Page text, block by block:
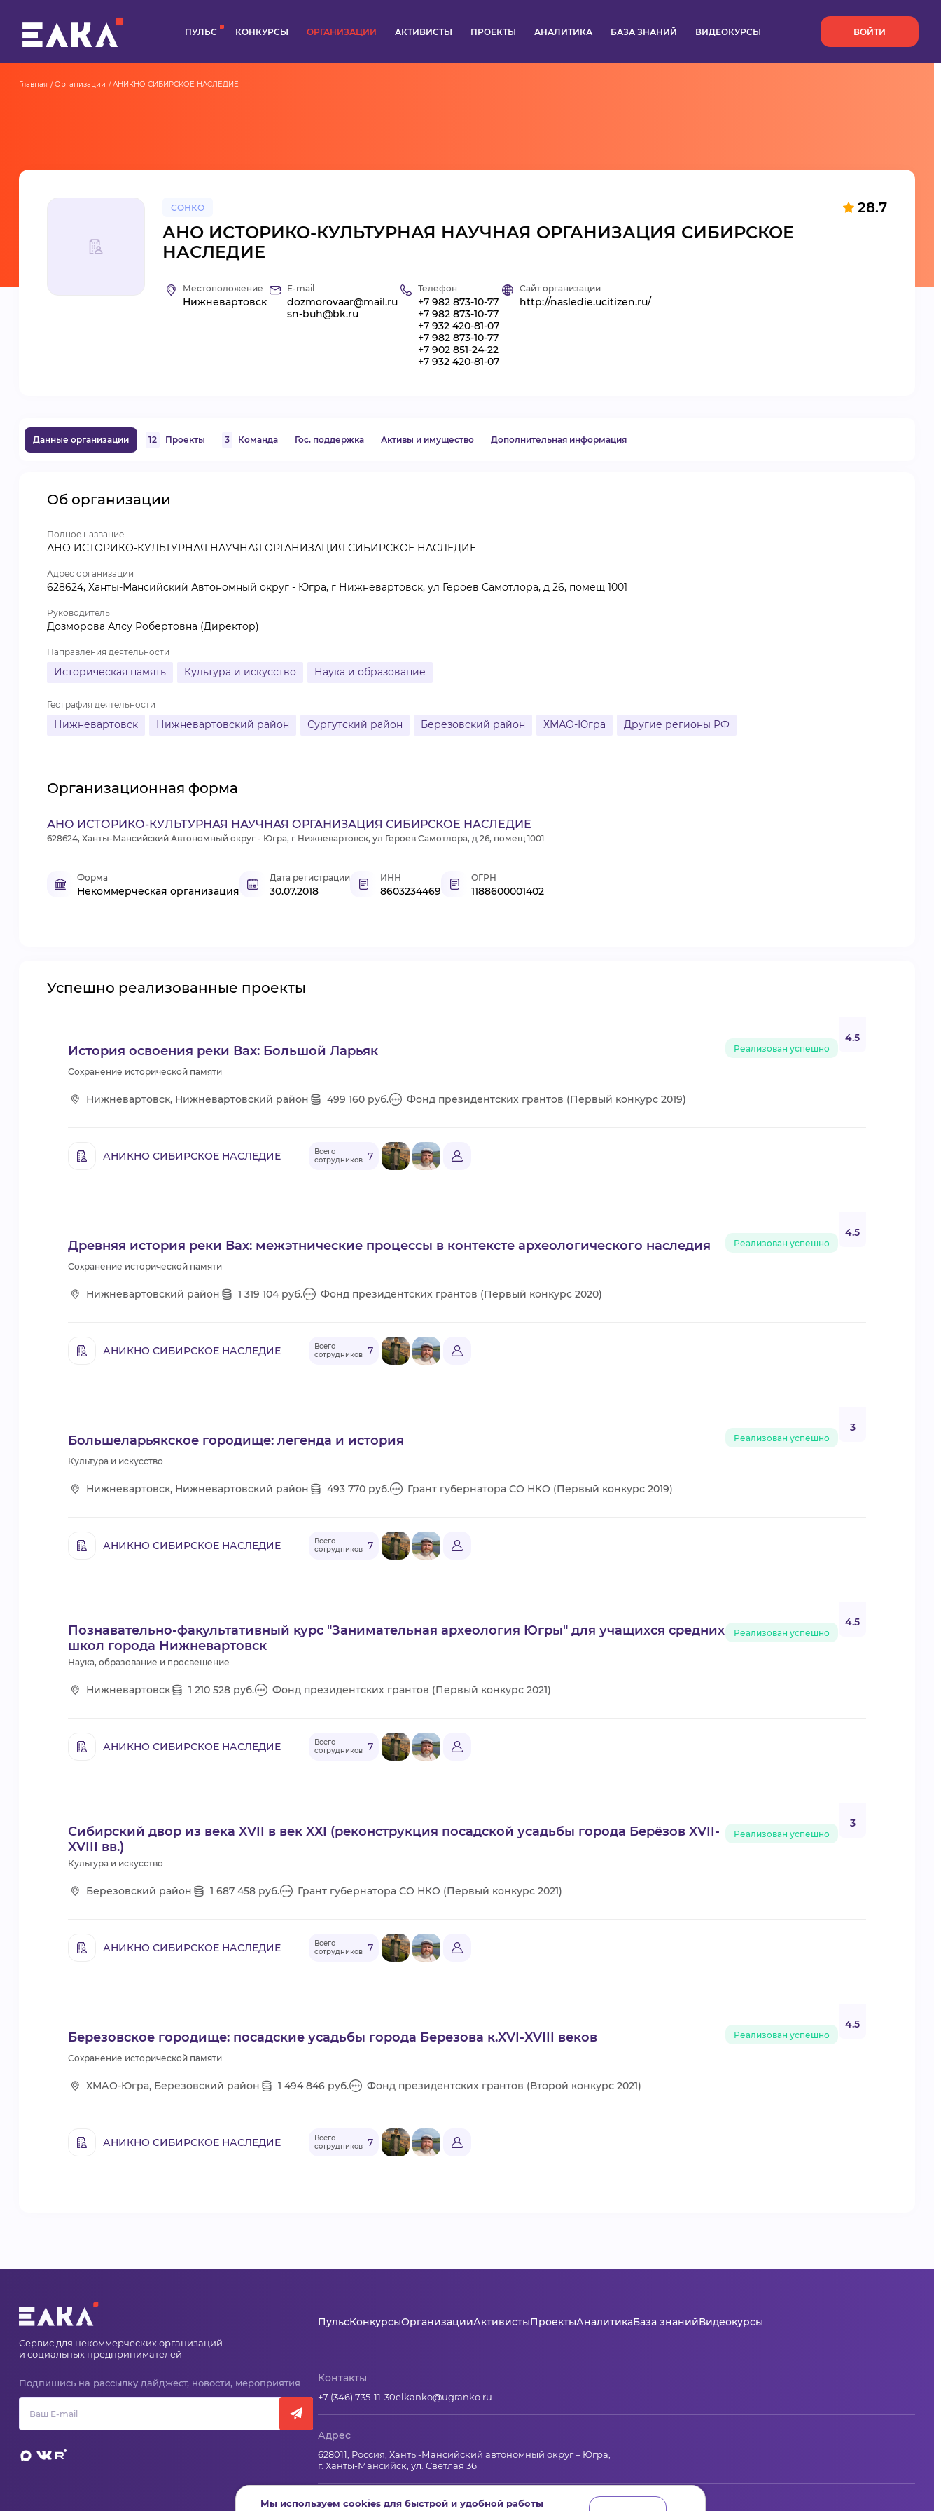
ПУЛЬС КОНКУРСЫ ОРГАНИЗАЦИИ АКТИВИСТЫ ПРОЕКТЫ АНАЛИТИКА БАЗА ЗНАНИЙ ВИДЕОКУРСЫ ВОЙТИ
ПРОЕКТЫ
БАЗА ЗНАНИЙ
ВИДЕОКУРСЫ
Главная Организации АНИКНО СИБИРСКОЕ НАСЛЕДИЕ
СОНКО 28.7
АНО ИСТОРИКО-КУЛЬТУРНАЯ НАУЧНАЯ ОРГАНИЗАЦИЯ СИБИРСКОЕ
НАСЛЕДИЕ
Местоположение
Нижневартовск
E-mail
dozmorovaar@mail.ru
sn-buh@bk.ru
Телефон
+7 982 873-10-77
+7 982 873-10-77
+7 932 420-81-07
+7 982 873-10-77
+7 902 851-24-22
+7 932 420-81-07
Сайт организации
http://nasledie.ucitizen.ru/
Данные организации 12 Проекты 3 Команда Гос. поддержка Активы и имущество Дополнительная информация
Об организации
Полное название
АНО ИСТОРИКО-КУЛЬТУРНАЯ НАУЧНАЯ ОРГАНИЗАЦИЯ СИБИРСКОЕ НАСЛЕДИЕ
Адрес организации
628624, Ханты-Мансийский Автономный округ - Югра, г Нижневартовск, ул Героев Самотлора, д 26, помещ 1001
Руководитель
Дозморова Алсу Робертовна (Директор)
Направления деятельности
Историческая память Культура и искусство Наука и образование
География деятельности
Нижневартовск Нижневартовский район Сургутский район Березовский район ХМАО-Югра Другие регионы РФ
Организационная форма
АНО ИСТОРИКО-КУЛЬТУРНАЯ НАУЧНАЯ ОРГАНИЗАЦИЯ СИБИРСКОЕ НАСЛЕДИЕ
628624, Ханты-Мансийский Автономный округ - Югра, г Нижневартовск, ул Героев Самотлора, д 26, помещ 1001
Форма
Некоммерческая организация
Дата регистрации
30.07.2018
ИНН
8603234469
ОГРН
1188600001402
Успешно реализованные проекты
История освоения реки Вах: Большой Ларьяк Реализован успешно
4.5
Сохранение исторической памяти
Нижневартовск, Нижневартовский район 499 160 руб. Фонд президентских грантов (Первый конкурс 2019)
АНИКНО СИБИРСКОЕ НАСЛЕДИЕ
Всего
сотрудников 7
Древняя история реки Вах: межэтнические процессы в контексте археологического наследия Реализован успешно
4.5
Сохранение исторической памяти
Нижневартовский район 1 319 104 руб. Фонд президентских грантов (Первый конкурс 2020)
АНИКНО СИБИРСКОЕ НАСЛЕДИЕ
Всего
сотрудников 7
Большеларьякское городище: легенда и история Реализован успешно
3
Культура и искусство
Нижневартовск, Нижневартовский район 493 770 руб. Грант губернатора СО НКО (Первый конкурс 2019)
АНИКНО СИБИРСКОЕ НАСЛЕДИЕ
Всего
сотрудников 7
Познавательно-факультативный курс "Занимательная археология Югры" для учащихся средних
школ города Нижневартовск
Реализован успешно
4.5
Наука, образование и просвещение
Нижневартовск 1 210 528 руб. Фонд президентских грантов (Первый конкурс 2021)
АНИКНО СИБИРСКОЕ НАСЛЕДИЕ
Всего
сотрудников 7
Сибирский двор из века XVII в век XXI (реконструкция посадской усадьбы города Берёзов XVII-
XVIII вв.)
Реализован успешно
3
Культура и искусство
Березовский район 1 687 458 руб. Грант губернатора СО НКО (Первый конкурс 2021)
АНИКНО СИБИРСКОЕ НАСЛЕДИЕ
Всего
сотрудников 7
Березовское городище: посадские усадьбы города Березова к.XVI-XVIII веков Реализован успешно
4.5
Сохранение исторической памяти
ХМАО-Югра, Березовский район 1 494 846 руб. Фонд президентских грантов (Второй конкурс 2021)
АНИКНО СИБИРСКОЕ НАСЛЕДИЕ
Всего
сотрудников 7
Сервис для некоммерческих организаций
и социальных предпринимателей
Подпишись на рассылку дайджест, новости, мероприятия
ПульсКонкурсыОрганизацииАктивистыПроектыАналитикаБаза знанийВидеокурсы
Контакты
+7 (346) 735-11-30elkanko@ugranko.ru
Адрес
628011, Россия, Ханты-Мансийский автономный округ – Югра,
г. Ханты-Мансийск, ул. Светлая 36
Мы используем cookies для быстрой и удобной работы